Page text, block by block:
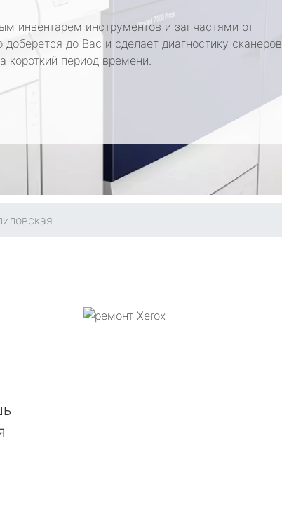
инвентарем инструментов и запчастями от
доберется до Вас и сделает диагностику сканеров
короткий период времени.